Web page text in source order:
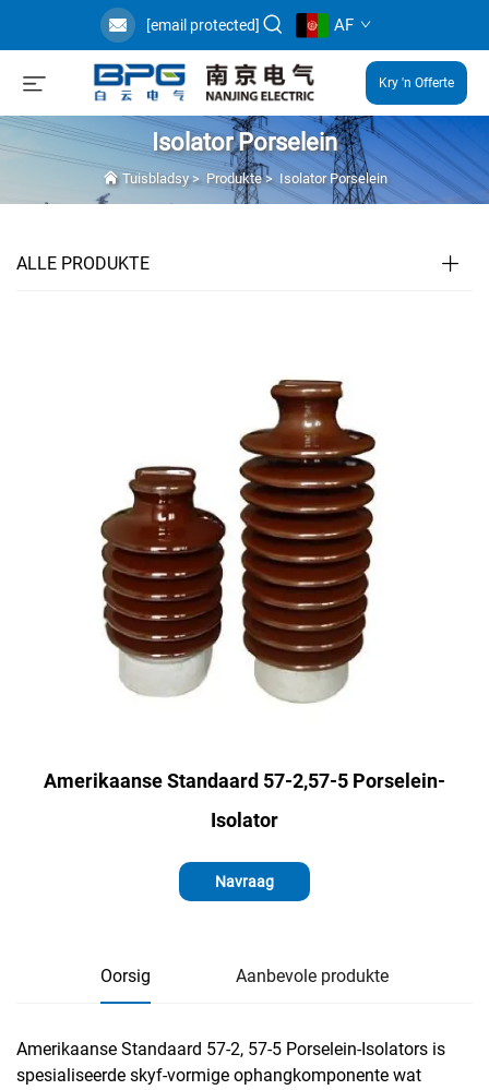
[email protected] AF
Kry 'n Offerte
Isolator Porselein
Tuisbladsy> Produkte> Isolator Porselein
ALLE PRODUKTE
Amerikaanse Standaard 57-2,57-5 Porselein-
Isolator
Navraag
Oorsig Aanbevole produkte
Amerikaanse Standaard 57-2, 57-5 Porselein-Isolators is
spesialiseerde skyf-vormige ophangkomponente wat